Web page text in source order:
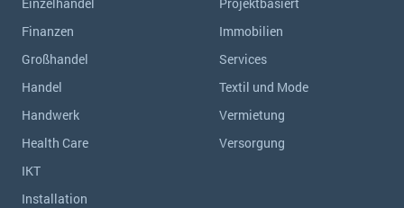
Finanzen
Großhandel
Handel
Handwerk
Health Care
IKT
Installation
Immobilien
Services
Textil und Mode
Vermietung
Versorgung